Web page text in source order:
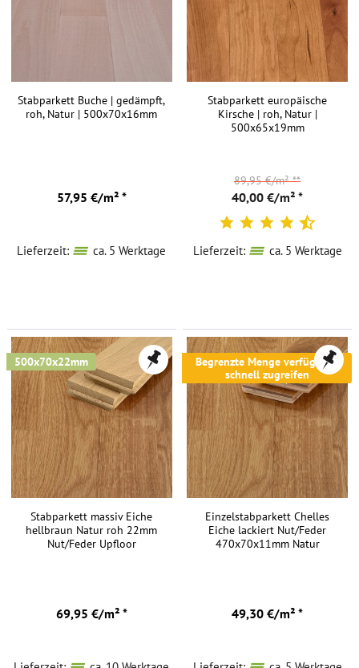
Stabparkett Buche | gedämpft,
roh, Natur | 500x70x16mm
57,95 €/m² *
Lieferzeit: ca. 5 Werktage
Stabparkett europäische
Kirsche | roh, Natur |
500x65x19mm
40,00 €/m² *
89,95 €/m²**
Lieferzeit: ca. 5 Werktage
500x70x22mm
Stabparkett massiv Eiche
hellbraun Natur roh 22mm
Nut/Feder Upfloor
69,95 €/m² *
Begrenzte Menge verfügbar -
schnell zugreifen
Einzelstabparkett Chelles
Eiche lackiert Nut/Feder
470x70x11mm Natur
49,30 €/m² *